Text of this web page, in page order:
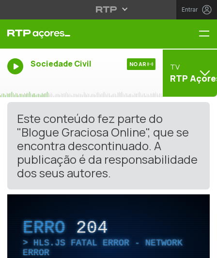
Entrar
Sociedade Civil NO AR TV
RTP
Este conteúdo fez parte do
"Blogue Graciosa Online", que se
encontra descontinuado. A
publicação é da responsabilidade
dos seus autores.
ERRO204
HLS.JS FATAL ERROR - NETWORK
ERROR